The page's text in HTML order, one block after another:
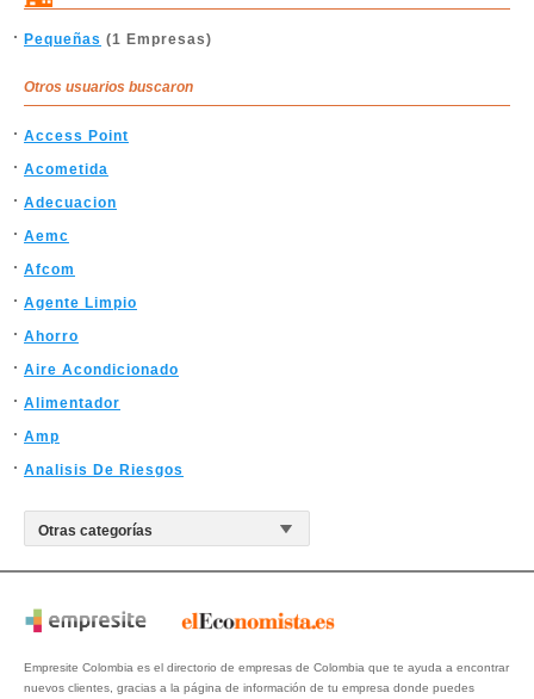
Pequeñas (1 Empresas)
Otros usuarios buscaron
Access Point
Acometida
Adecuacion
Aemc
Afcom
Agente Limpio
Ahorro
Aire Acondicionado
Alimentador
Amp
Analisis De Riesgos
Empresite Colombia es el directorio de empresas de Colombia que te ayuda a encontrar
nuevos clientes, gracias a la página de información de tu empresa donde puedes